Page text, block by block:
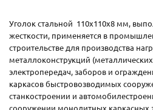
Уголок стальной 110х110х8 мм,
жесткости, применяется в
строительстве для производства
металлоконструкций
электропередач, заборов и
каркасов быстровозводимых
станкостроении и
сооружении монолитных каркасных